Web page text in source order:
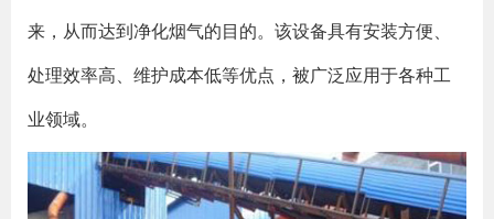
来，从而达到净化烟气的目的。该设备具有安装方便、
处理效率高、维护成本低等优点，被广泛应用于各种工
业领域。